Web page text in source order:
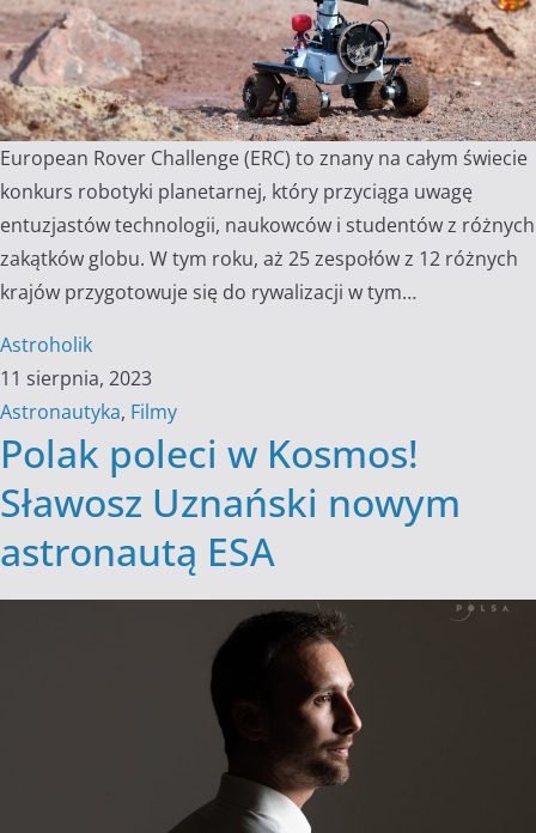
European Rover Challenge (ERC) to znany na całym świecie
konkurs robotyki planetarnej, który przyciąga uwagę
entuzjastów technologii, naukowców i studentów z różnych
zakątków globu. W tym roku, aż 25 zespołów z 12 różnych
krajów przygotowuje się do rywalizacji w tym…
Astroholik
11 sierpnia, 2023
Astronautyka, Filmy
Polak poleci w Kosmos!
Sławosz Uznański nowym
astronautą ESA